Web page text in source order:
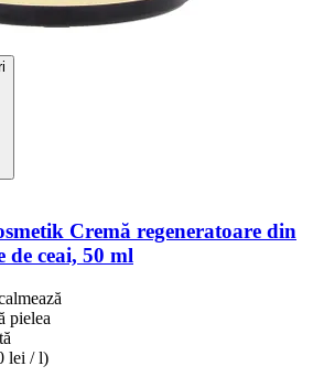
Cremă regeneratoare din
de ceai, 50 ml
pielea
lei / l)